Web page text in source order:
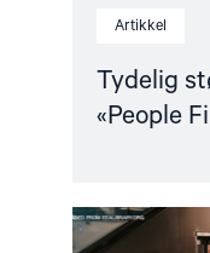
Artikkel
Tydelig
«People